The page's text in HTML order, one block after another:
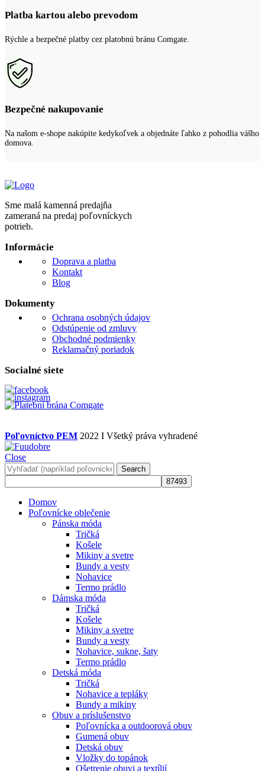
Platba kartou alebo prevodom
Rýchle a bezpečné platby cez platobnú bránu Comgate.
Bezpečné nakupovanie
Na našom e-shope nakúpite kedykoľvek a objednáte ľahko z pohodlia vášho
domova.
Sme malá kamenná predajňa
zameraná na predaj poľovníckych
potrieb.
Informácie
Doprava a platba
Kontakt
Blog
Dokumenty
Ochrana osobných údajov
Odstúpenie od zmluvy
Obchodné podmienky
Reklamačný poriadok
Socialné siete
Poľovníctvo PEM 2022 I Všetký práva vyhradené
Close
Search
Domov
Poľovnícke oblečenie
Pánska móda
Tričká
Košele
Mikiny a svetre
Bundy a vesty
Nohavice
Termo prádlo
Dámska móda
Tričká
Košele
Mikiny a svetre
Bundy a vesty
Nohavice, sukne, šaty
Termo prádlo
Detská móda
Tričká
Nohavice a tepláky
Bundy a mikiny
Obuv a príslušenstvo
Poľovnícka a outdoorová obuv
Gumená obuv
Detská obuv
Vložky do topánok
Ošetrenie obuvi a textílií